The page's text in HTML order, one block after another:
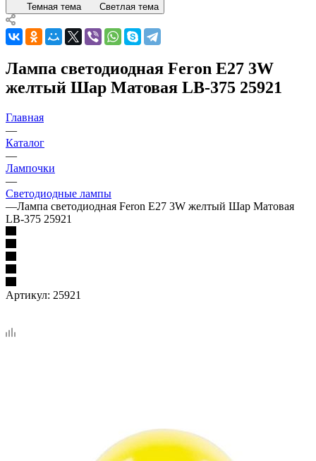
Темная тема Светлая тема
Лампа светодиодная Feron E27 3W
желтый Шар Матовая LB-375 25921
Главная
—
Каталог
—
Лампочки
—
Светодиодные лампы
—Лампа светодиодная Feron E27 3W желтый Шар Матовая
LB-375 25921
Артикул: 25921